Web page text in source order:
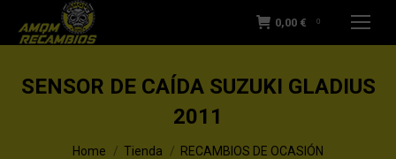
0,00 € 0
SENSOR DE CAÍDA SUZUKI GLADIUS
2011
You are here:Home Tienda
RECAMBIOS DE OCASIÓN